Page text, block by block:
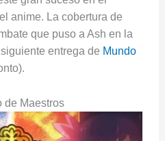
anime. La cobertura de
que puso a Ash en la
entrega de Mundo
de Maestros